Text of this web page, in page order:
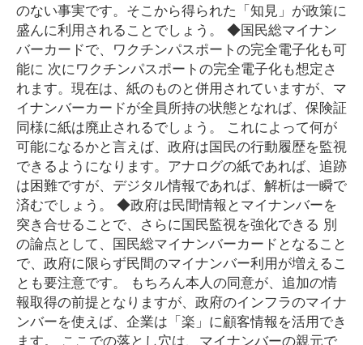
のない事実です。そこから得られた「知見」が政策に
盛んに利用されることでしょう。 ◆国民総マイナン
バーカードで、ワクチンパスポートの完全電子化も可
能に 次にワクチンパスポートの完全電子化も想定さ
れます。現在は、紙のものと併用されていますが、マ
イナンバーカードが全員所持の状態となれば、保険証
同様に紙は廃止されるでしょう。 これによって何が
可能になるかと言えば、政府は国民の行動履歴を監視
できるようになります。アナログの紙であれば、追跡
は困難ですが、デジタル情報であれば、解析は一瞬で
済むでしょう。 ◆政府は民間情報とマイナンバーを
突き合せることで、さらに国民監視を強化できる 別
の論点として、国民総マイナンバーカードとなること
で、政府に限らず民間のマイナンバー利用が増えるこ
とも要注意です。 もちろん本人の同意が、追加の情
報取得の前提となりますが、政府のインフラのマイナ
ンバーを使えば、企業は「楽」に顧客情報を活用でき
ます。 ここでの落とし穴は、マイナンバーの親元で